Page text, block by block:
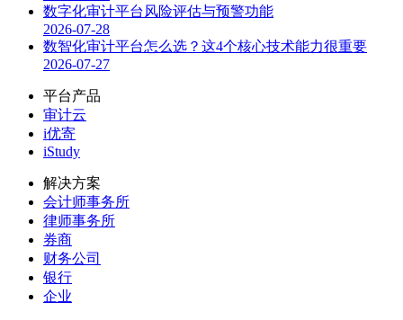
数字化审计平台风险评估与预警功能
2026-07-28
数智化审计平台怎么选？这4个核心技术能力很重要
2026-07-27
平台产品
审计云
i优寄
iStudy
解决方案
会计师事务所
律师事务所
券商
财务公司
银行
企业